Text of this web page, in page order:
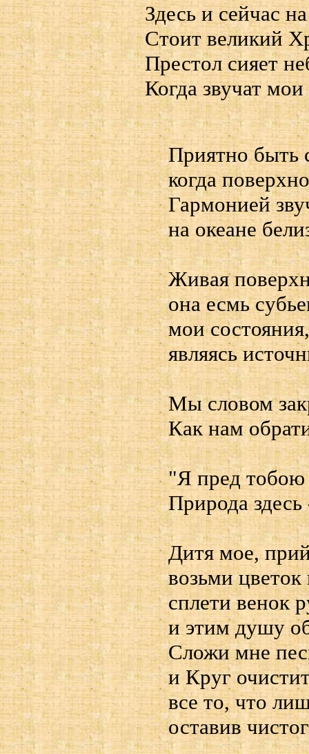
Здесь и сейчас
Стоит великий
Престол сияет
Когда звучат
Приятно быть
когда
Гармонией
на океане
Живая
она есмь
мои
являясь
Мы словом
Как нам
"Я пред тобою
Природа
Дитя мое,
возьми цветок
сплети венок
и этим душу
Сложи мне
и Круг
все то, что
оставив